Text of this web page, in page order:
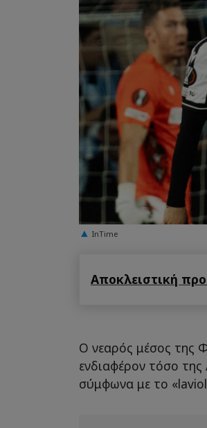
InTime
Αποκλειστική
Ο νεαρός μέσος της
ενδιαφέρον τόσο
σύμφωνα με το